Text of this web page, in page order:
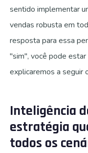
sentido implementar
vendas robusta em
resposta para essa
"sim", você pode
explicaremos a seguir
Inteligência
estratégia
todos os